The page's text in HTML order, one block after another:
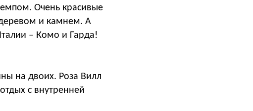
Очень красивые
и камнем. А
– Комо и Гарда!
на двоих. Роза Вилл
с внутренней